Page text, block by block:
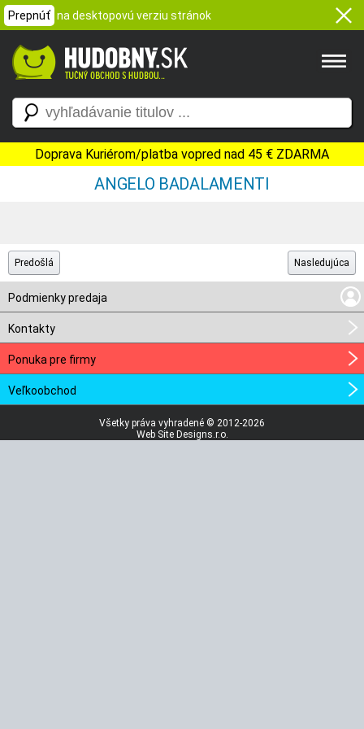
Prepnúť na desktopovú verziu stránok
Doprava Kuriérom/platba vopred nad 45 € ZDARMA
ANGELO BADALAMENTI
Predošlá Nasledujúca
Podmienky predaja
Kontakty
Ponuka pre firmy
Veľkoobchod
Všetky práva vyhradené © 2012-2026
Web Site Designs.r.o.